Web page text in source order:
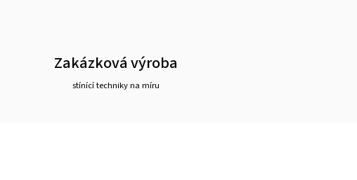
Zakázková výroba
stínící techniky na míru